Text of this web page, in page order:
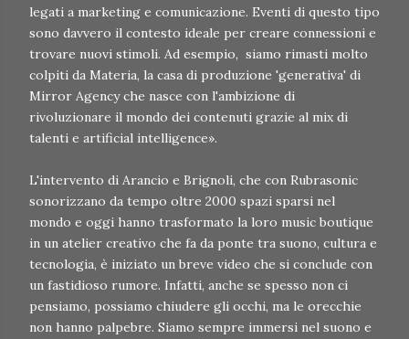
legati a marketing e comunicazione. Eventi di questo tipo
sono davvero il contesto ideale per creare connessioni e
trovare nuovi stimoli. Ad esempio, siamo rimasti molto
colpiti da Materia, la casa di produzione 'generativa' di
Mirror Agency che nasce con l'ambizione di
rivoluzionare il mondo dei contenuti grazie al mix di
talenti e artificial intelligence».
L'intervento di Arancio e Brignoli, che con Rubrasonic
sonorizzano da tempo oltre 2000 spazi sparsi nel
mondo e oggi hanno trasformato la loro music boutique
in un atelier creativo che fa da ponte tra suono, cultura e
tecnologia, è iniziato un breve video che si conclude con
un fastidioso rumore. Infatti, anche se spesso non ci
pensiamo, possiamo chiudere gli occhi, ma le orecchie
non hanno palpebre. Siamo sempre immersi nel suono e